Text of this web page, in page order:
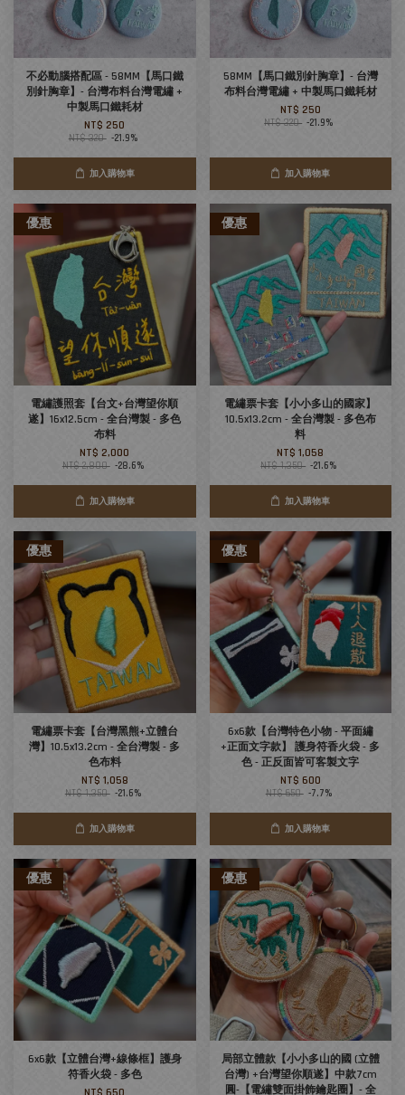
不必動腦搭配區 - 58MM【馬口鐵
別針胸章】- 台灣布料台灣電繡 +
中製馬口鐵耗材
NT$ 250
NT$ 320 -21.9%
加入購物車
58MM【馬口鐵別針胸章】- 台灣
布料台灣電繡 + 中製馬口鐵耗材
NT$ 250
NT$ 320 -21.9%
加入購物車
優惠
電繡護照套【台文+台灣望你順
遂】16x12.5cm - 全台灣製 - 多色
布料
NT$ 2,000
NT$ 2,800 -28.6%
加入購物車
優惠
電繡票卡套【小小多山的國家】
10.5x13.2cm - 全台灣製 - 多色布
料
NT$ 1,058
NT$ 1,350 -21.6%
加入購物車
優惠
電繡票卡套【台灣黑熊+立體台
灣】10.5x13.2cm - 全台灣製 - 多
色布料
NT$ 1,058
NT$ 1,350 -21.6%
加入購物車
優惠
6x6款【台灣特色小物 - 平面繡
+正面文字款】 護身符香火袋 - 多
色 - 正反面皆可客製文字
NT$ 600
NT$ 650 -7.7%
加入購物車
優惠
6x6款【立體台灣+線條框】護身
符香火袋 - 多色
優惠
局部立體款【小小多山的國 (立體
台灣) +台灣望你順遂】中款7cm
圓-【電繡雙面掛飾鑰匙圈】- 全